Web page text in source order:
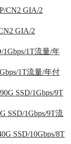
GIA/2
1T流量/年付
SSD/1Gbps/9T流